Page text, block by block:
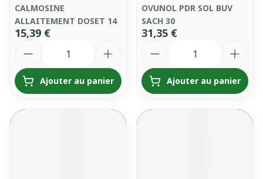
CALMOSINE
ALLAITEMENT DOSET 14
15,39 €
Ajouter au panier
OVUNOL PDR SOL BUV
SACH 30
31,35 €
Ajouter au panier